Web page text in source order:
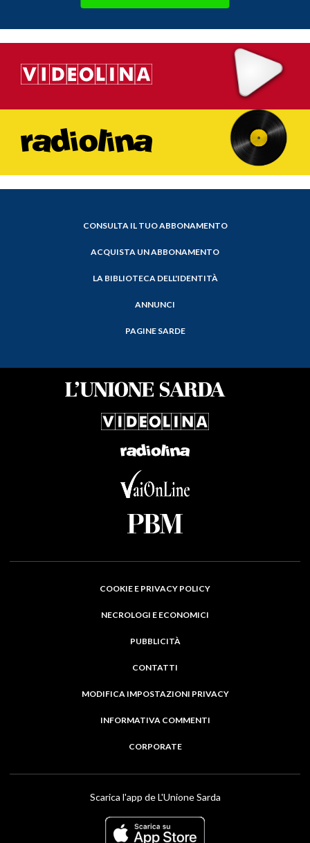
CONSULTA IL TUO ABBONAMENTO
ACQUISTA UN ABBONAMENTO
LA BIBLIOTECA DELL'IDENTITÀ
ANNUNCI
PAGINE SARDE
COOKIE E PRIVACY POLICY
NECROLOGI E ECONOMICI
PUBBLICITÀ
CONTATTI
MODIFICA IMPOSTAZIONI PRIVACY
INFORMATIVA COMMENTI
CORPORATE
Scarica l'app de L'Unione Sarda